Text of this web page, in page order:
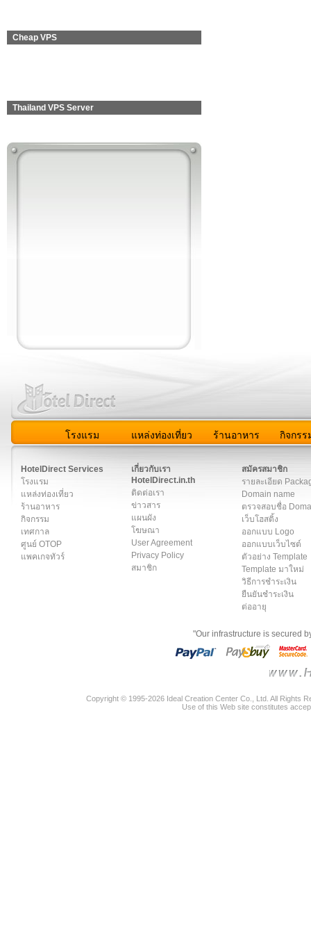
Cheap VPS
Thailand VPS Server
โรงแรม แหล่งท่องเที่ยว ร้านอาหาร กิจกรร
HotelDirect Services
โรงแรม
แหล่งท่องเที่ยว
ร้านอาหาร
กิจกรรม
เทศกาล
ศูนย์ OTOP
แพคเกจทัวร์
เกี่ยวกับเรา
HotelDirect.in.th
ติดต่อเรา
ข่าวสาร
แผนผัง
โฆษณา
User Agreement
Privacy Policy
สมาชิก
สมัครสมาชิก
รายละเอียด
Domain name
ตรวจสอบชื่อ
เว็บโฮสติ้ง
ออกแบบ Logo
ออกแบบเว็บไซต์
ตัวอย่าง Template
Template มาใหม่
วิธีการชำระเงิน
ยืนยันชำระเงิน
ต่ออายุ
"Our infrastructure is secured
Copyright © 1995-2026 Ideal Creation Center Co., Ltd. All Rights
Use of this Web site constitutes